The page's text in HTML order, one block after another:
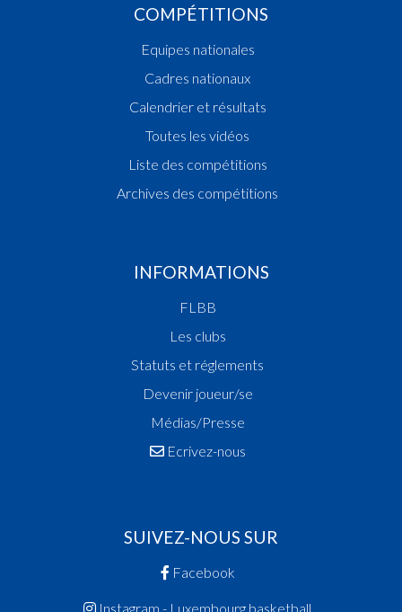
COMPÉTITIONS
Equipes nationales
Cadres nationaux
Calendrier et résultats
Toutes les vidéos
Liste des compétitions
Archives des compétitions
INFORMATIONS
FLBB
Les clubs
Statuts et réglements
Devenir joueur/se
Médias/Presse
Ecrivez-nous
SUIVEZ-NOUS SUR
Facebook
Instagram - Luxembourg.basketball